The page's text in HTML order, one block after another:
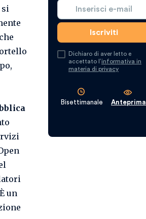
Dichiaro di aver letto e
accettato l’informativa in
materia di privacy
Bisettimanale Anteprima
si
un